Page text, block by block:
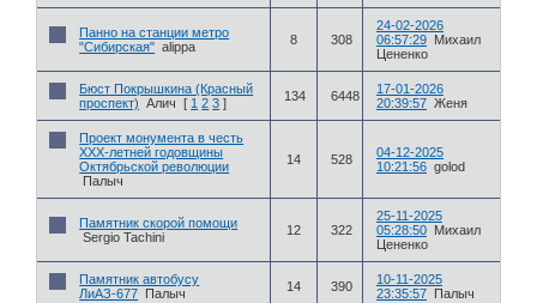
Панно на станции метро
"Сибирская" alippa 8 308
24-02-2026
06:57:29 Михаил
Цененко
Бюст Покрышкина (Красный
проспект)
Алич [ 1 2 3 ] 134 6448
17-01-2026
20:39:57 Женя
Проект монумента в честь
ХХХ-летней годовщины
Октябрьской революции
Палыч
14 528
04-12-2025
10:21:56 golod
Памятник скорой помощи
Sergio Tachini
12 322
25-11-2025
05:28:50 Михаил
Цененко
Памятник автобусу
ЛиАЗ-677 Палыч 14 390
10-11-2025
23:35:57 Палыч